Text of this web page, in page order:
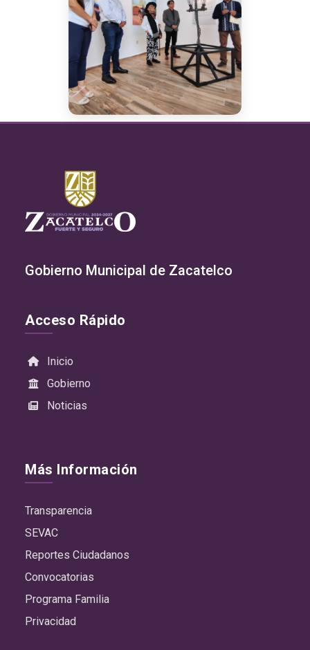
Gobierno Municipal de Zacatelco
Acceso Rápido
Inicio
Gobierno
Noticias
Más Información
Transparencia
SEVAC
Reportes Ciudadanos
Convocatorias
Programa Familia
Privacidad